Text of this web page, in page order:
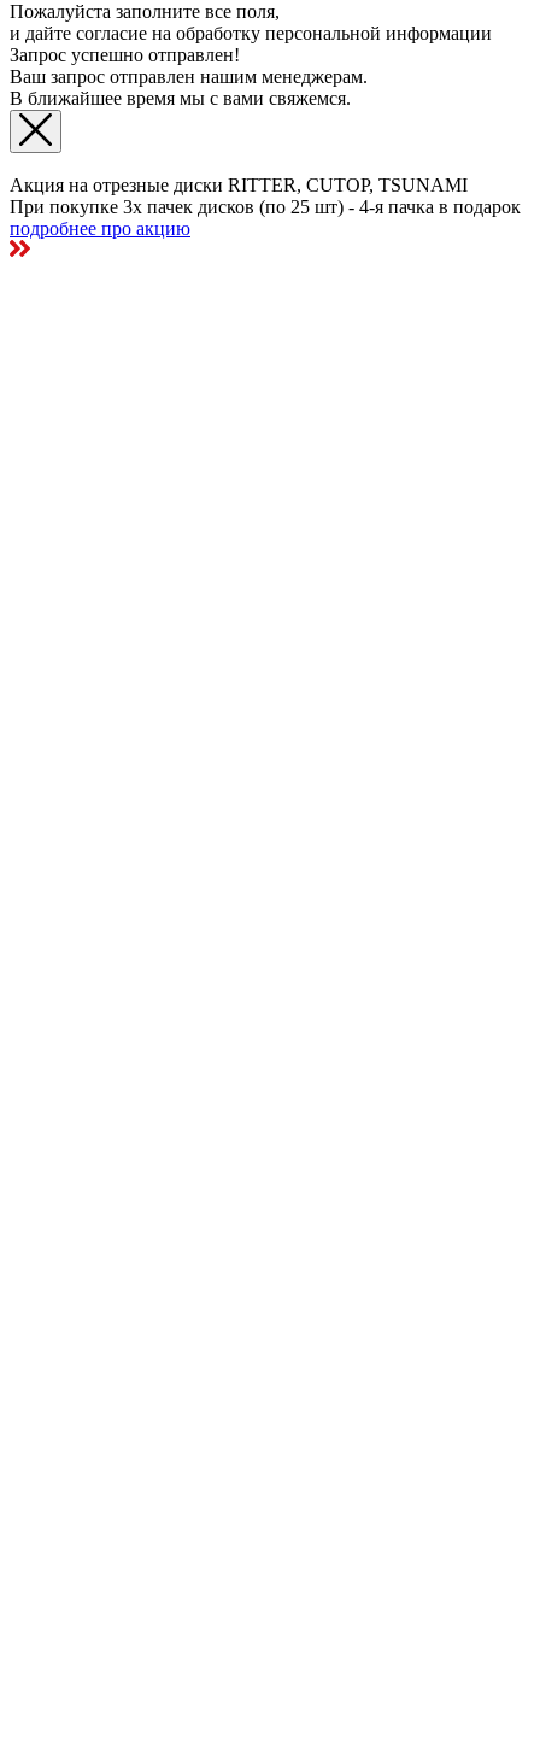
Пожалуйста заполните все поля,
и дайте согласие на обработку персональной информации
Запрос успешно отправлен!
Ваш запрос отправлен нашим менеджерам.
В ближайшее время мы с вами свяжемся.
Акция на отрезные диски RITTER, CUTOP, TSUNAMI
При покупке 3х пачек дисков (по 25 шт) - 4-я пачка в подарок
подробнее про акцию